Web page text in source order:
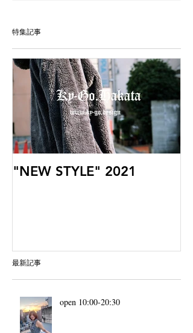
特集記事
"NEW STYLE" 2021
最新記事
open 10:00-20:30